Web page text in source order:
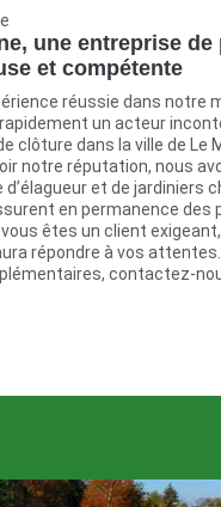
une entreprise de
et compétente
réussie dans notre
un acteur
clôture dans la ville de Le
notre réputation, nous
et de jardiniers
en permanence des
êtes un client
répondre à vos
contactez-